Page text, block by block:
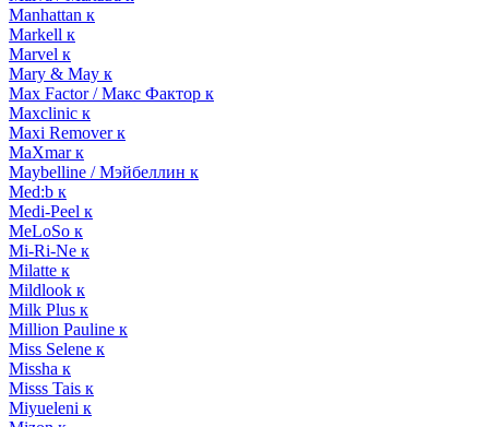
Manhattan к
Markell к
Marvel к
Mary & May к
Max Factor / Макс Фактор к
Maxclinic к
Maxi Remover к
MaXmar к
Maybelline / Мэйбеллин к
Med:b к
Medi-Peel к
MeLoSo к
Mi-Ri-Ne к
Milatte к
Mildlook к
Milk Plus к
Million Pauline к
Miss Selene к
Missha к
Misss Tais к
Miyueleni к